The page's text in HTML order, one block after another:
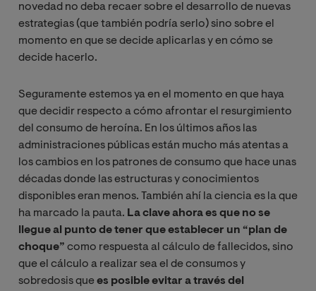
novedad no deba recaer sobre el desarrollo de nuevas
estrategias (que también podría serlo) sino sobre el
momento en que se decide aplicarlas y en cómo se
decide hacerlo.
Seguramente estemos ya en el momento en que haya
que decidir respecto a cómo afrontar el resurgimiento
del consumo de heroína. En los últimos años las
administraciones públicas están mucho más atentas a
los cambios en los patrones de consumo que hace unas
décadas donde las estructuras y conocimientos
disponibles eran menos. También ahí la ciencia es la que
ha marcado la pauta. La clave ahora es que no se
llegue al punto de tener que establecer un “plan de
choque” como respuesta al cálculo de fallecidos, sino
que el cálculo a realizar sea el de consumos y
sobredosis quees posible evitar a través del